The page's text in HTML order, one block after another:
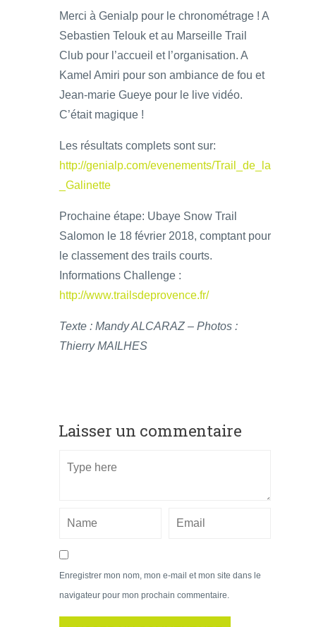
Merci à Genialp pour le chronométrage ! A
Sebastien Telouk et au Marseille Trail
Club pour l’accueil et l’organisation. A
Kamel Amiri pour son ambiance de fou et
Jean-marie Gueye pour le live vidéo.
C’était magique !
Les résultats complets sont sur:
http://genialp.com/evenements/Trail_de_la
_Galinette
Prochaine étape: Ubaye Snow Trail
Salomon le 18 février 2018, comptant pour
le classement des trails courts.
Informations Challenge :
http://www.trailsdeprovence.fr/
Texte : Mandy ALCARAZ – Photos :
Thierry MAILHES
Laisser un commentaire
Enregistrer mon nom, mon e-mail et mon site dans le
navigateur pour mon prochain commentaire.